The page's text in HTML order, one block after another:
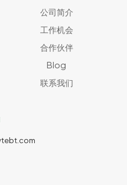
公司简介
工作机会
合作伙伴
Blog
联系我们